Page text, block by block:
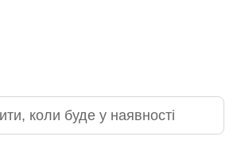
коли буде у наявності